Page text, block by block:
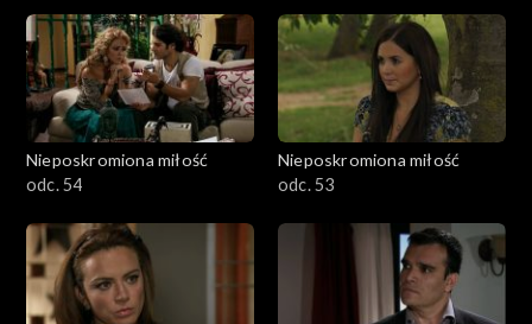
Nieposkromiona miłość
odc. 54
Nieposkromiona miłość
odc. 53